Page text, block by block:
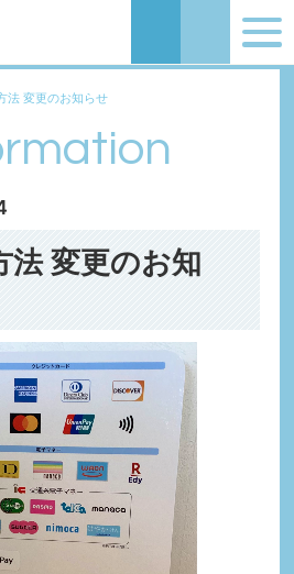
法 変更のお知らせ
法 変更のお知